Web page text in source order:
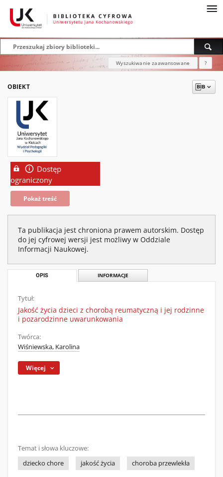
Wyszukiwanie zaawansowane ?
OBIEKT
Dostęp
ograniczony
Pokaż treść
Ta publikacja jest chroniona prawem autorskim. Dostęp
do jej cyfrowej wersji jest możliwy w Oddziale
Informacji Naukowej.
OPIS INFORMACJE
Tytuł:
Jakość życia dzieci z chorobą reumatyczną i jej rodzinne
i pozarodzinne uwarunkowania
Twórca:
Wiśniewska, Karolina
Więcej
Temat i słowa kluczowe:
dziecko chore
jakość życia choroba przewlekła